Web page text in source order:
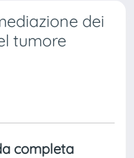
dei
tumore
completa